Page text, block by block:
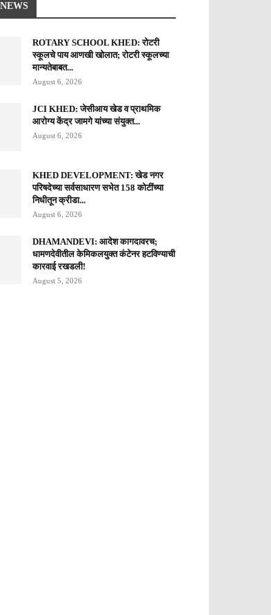
ROTARY SCHOOL KHED: रोटरी
स्कूलचे पाय आणखी खोलात; रोटरी स्कूलच्या
मान्यतेबाबत...
August 6, 2026
JCI KHED: जेसीआय खेड व प्राथमिक
आरोग्य केंद्र जामगे यांच्या संयुक्त...
August 6, 2026
KHED DEVELOPMENT: खेड नगर
परिषदेच्या सर्वसाधारण सभेत 158 कोटींच्या
निधीतून क्रीडा...
August 6, 2026
DHAMANDEVI: आदेश कागदावरच;
धामणदेवीतील केमिकलयुक्त कंटेनर हटविण्याची
कारवाई रखडली!
August 5, 2026